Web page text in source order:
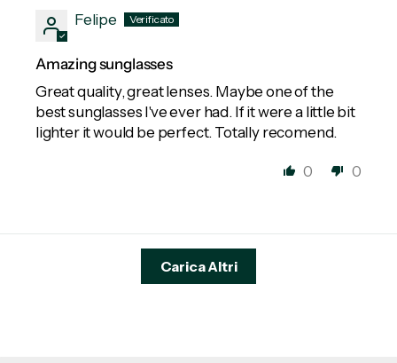
Felipe
Amazing sunglasses
Great quality, great lenses. Maybe one of the
best sunglasses I've ever had. If it were a little bit
lighter it would be perfect. Totally recomend.
0 0
Carica Altri